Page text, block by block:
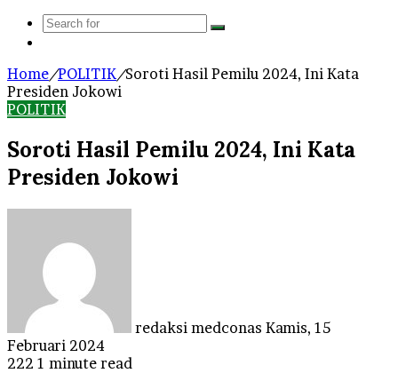
Search
Home/POLITIK/Soroti Hasil Pemilu 2024, Ini Kata
Presiden Jokowi
POLITIK
Soroti Hasil Pemilu 2024, Ini Kata
Presiden Jokowi
redaksi medconas Kamis, 15
Februari 2024
222 1 minute read